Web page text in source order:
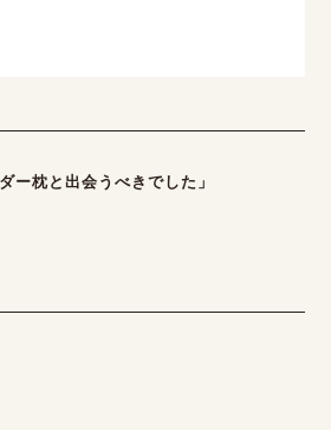
ー枕と出会うべきでした」